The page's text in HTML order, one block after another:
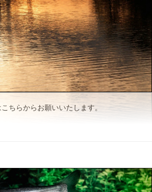
ちらからお願いいたします。